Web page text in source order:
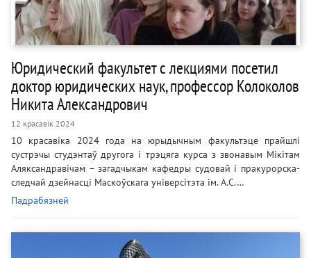
Юридический факультет с лекциями посетил
доктор юридических наук, профессор Колоколов
Никита Александрович
12 красавік 2024
10 красавіка 2024 года на юрыдычным факультэце прайшлі
сустрэчы студэнтаў другога і трэцяга курса з звонавым Мікітам
Аляксандравічам – загадчыкам кафедры судовай і пракурорска-
следчай дзейнасці Маскоўскага універсітэта ім. А.С.…
Падрабязней